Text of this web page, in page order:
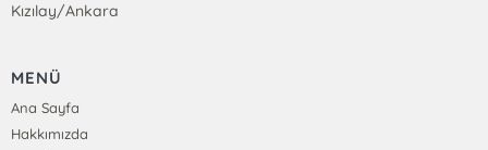
Kızılay/Ankara
MENÜ
Ana Sayfa
Hakkımızda